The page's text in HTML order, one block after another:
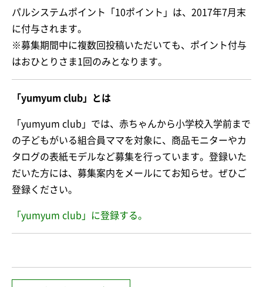
パルシステムポイント「10ポイント」は、2017年7月末
に付与されます。
※募集期間中に複数回投稿いただいても、ポイント付与
はおひとりさま1回のみとなります。
「yumyum club」とは
「yumyum club」では、赤ちゃんから小学校入学前まで
の子どもがいる組合員ママを対象に、商品モニターやカ
タログの表紙モデルなど募集を行っています。登録いた
だいた方には、募集案内をメールにてお知らせ。ぜひご
登録ください。
「yumyum club」に登録する。